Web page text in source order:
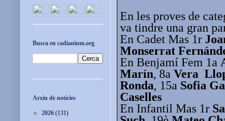
En les proves de
va tindre una gran
En Cadet Mas 1r
Monserrat
En Benjamí Fem 1a
Marín, 8a Vera
Ronda, 15a Sofia
Caselles
En Infantil Mas 1r
Busca en cadianium.org
Arxiu de notícies
► 2026 (131)